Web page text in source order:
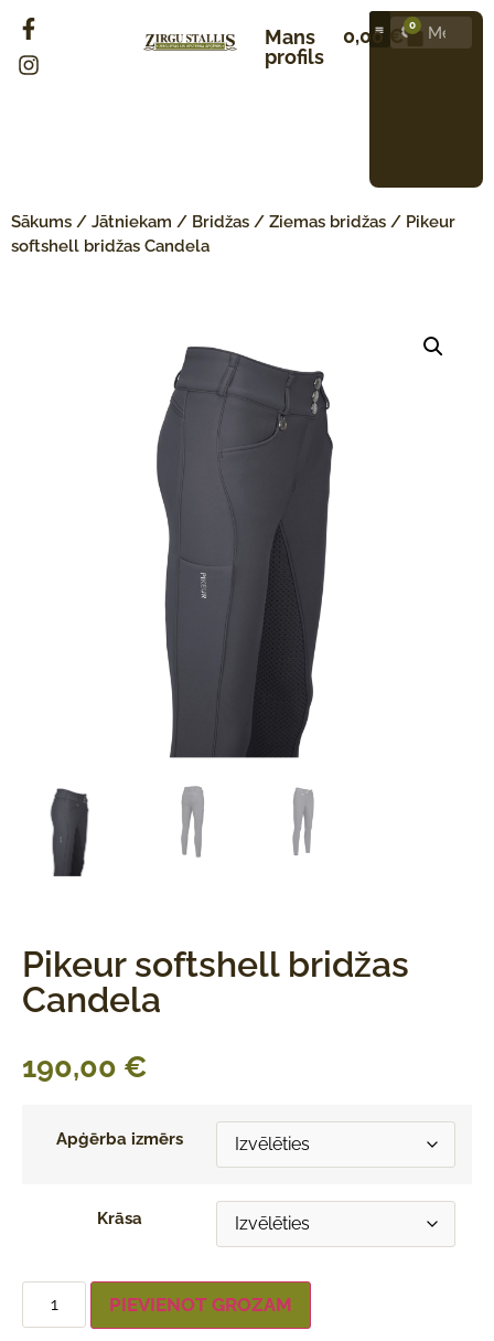
Mans
profils
0,00 € 0
Sākums / Jātniekam / Bridžas / Ziemas bridžas / Pikeur
softshell bridžas Candela
Pikeur softshell bridžas
Candela
190,00 €
Apģērba izmērs
Krāsa
PIEVIENOT GROZAM